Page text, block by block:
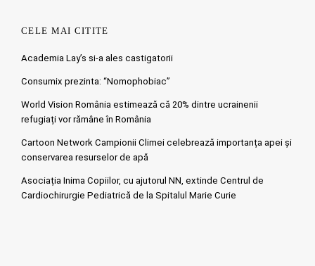
CELE MAI CITITE
Academia Lay’s si-a ales castigatorii
Consumix prezinta: “Nomophobiac”
World Vision România estimează că 20% dintre ucrainenii
refugiați vor rămâne în România
Cartoon Network Campionii Climei celebrează importanța apei și
conservarea resurselor de apă
Asociația Inima Copiilor, cu ajutorul NN, extinde Centrul de
Cardiochirurgie Pediatrică de la Spitalul Marie Curie